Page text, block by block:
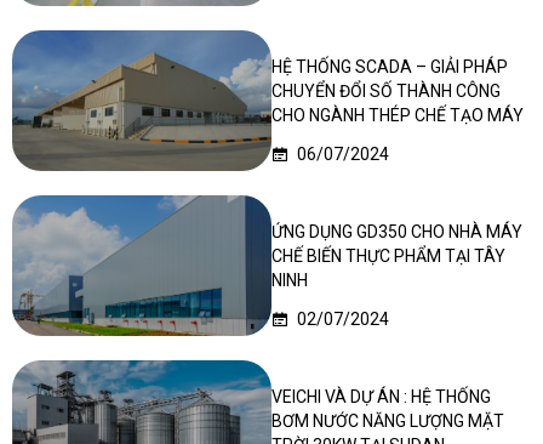
HỆ THỐNG SCADA – GIẢI PHÁP
CHUYỂN ĐỔI SỐ THÀNH CÔNG
CHO NGÀNH THÉP CHẾ TẠO MÁY
06/07/2024
ỨNG DỤNG GD350 CHO NHÀ MÁY
CHẾ BIẾN THỰC PHẨM TẠI TÂY
NINH
02/07/2024
VEICHI VÀ DỰ ÁN : HỆ THỐNG
BƠM NƯỚC NĂNG LƯỢNG MẶT